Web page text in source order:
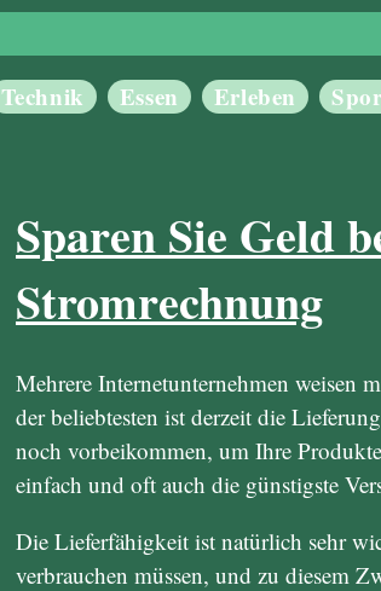
Technik Essen Erleben
Sparen Sie Geld
Stromrechnung
Mehrere Internetunternehmen weisen
der beliebtesten ist derzeit die
noch vorbeikommen, um Ihre
einfach und oft auch die günstigste
Die Lieferfähigkeit ist natürlich sehr
verbrauchen müssen, und zu diesem